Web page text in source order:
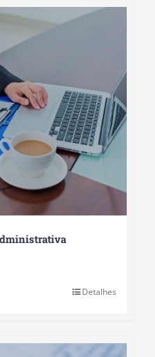
Detalhes